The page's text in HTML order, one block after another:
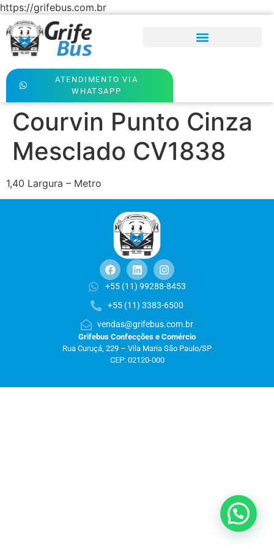
https://grifebus.com.br
ATENDIMENTO VIA
WHATSAPP
Courvin Punto Cinza
Mesclado CV1838
1,40 Largura – Metro
+55 (11) 99288-8453
+55 (11) 3383-6500
vendas@grifebus.com.br
Grifebus Confecções e Comércio
Rua Curuçá, 229 – Vila Maria São Paulo/SP
CEP: 02120-000